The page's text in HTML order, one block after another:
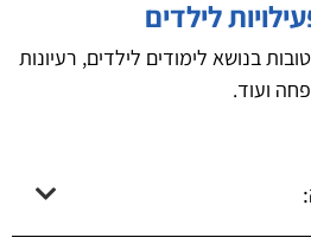
לילדים
בנושא לימודים לילדים, רעיונות
ועוד.